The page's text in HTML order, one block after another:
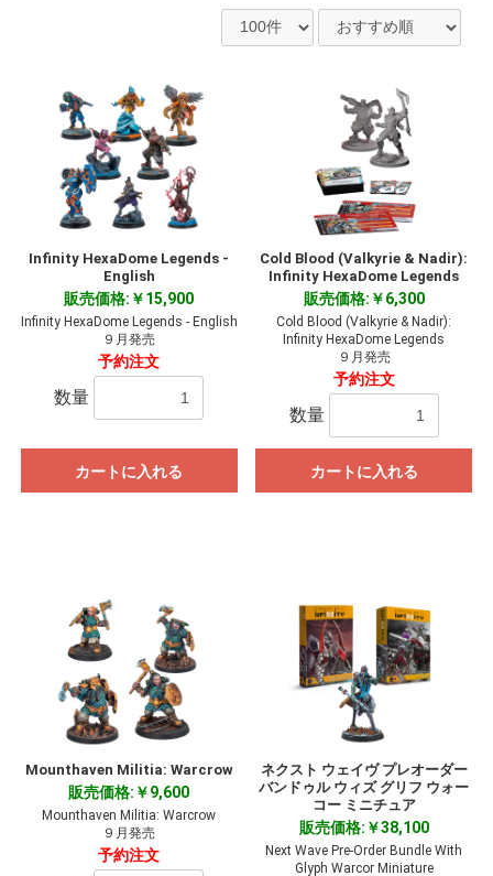
Infinity HexaDome Legends -
English
販売価格:￥15,900
Infinity HexaDome Legends - English
９月発売
予約注文
数量
カートに入れる
Cold Blood (Valkyrie & Nadir):
Infinity HexaDome Legends
販売価格:￥6,300
Cold Blood (Valkyrie & Nadir):
Infinity HexaDome Legends
９月発売
予約注文
数量
カートに入れる
Mounthaven Militia: Warcrow
販売価格:￥9,600
Mounthaven Militia: Warcrow
９月発売
予約注文
ネクスト ウェイヴ プレオーダー
バンドゥル ウィズ グリフ ウォー
コー ミニチュア
販売価格:￥38,100
Next Wave Pre-Order Bundle With
Glyph Warcor Miniature